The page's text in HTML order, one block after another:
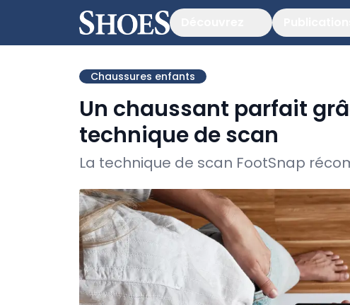
Chaussures enfants
Un chaussant parfait
technique de scan
La technique de scan FootSnap